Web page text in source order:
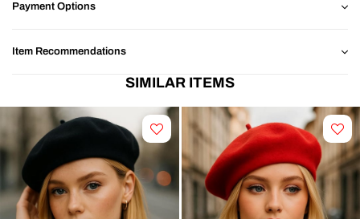
Payment Options
Item Recommendations
SIMILAR ITEMS